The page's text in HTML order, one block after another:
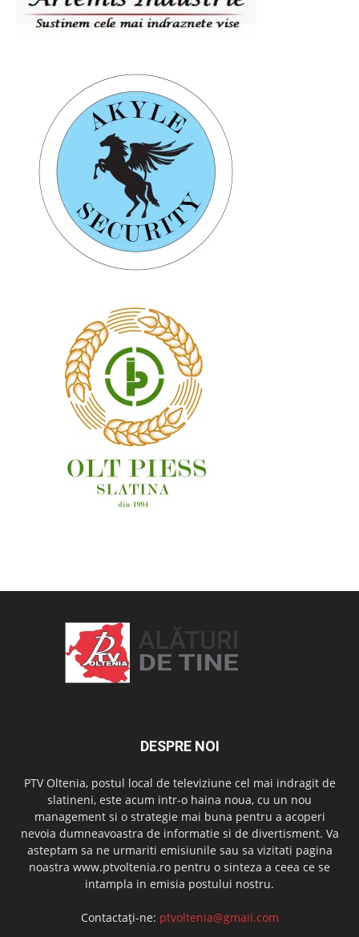
DESPRE NOI
PTV Oltenia, postul local de televiziune cel mai indragit de
slatineni, este acum intr-o haina noua, cu un nou
management si o strategie mai buna pentru a acoperi
nevoia dumneavoastra de informatie si de divertisment. Va
asteptam sa ne urmariti emisiunile sau sa vizitati pagina
noastra www.ptvoltenia.ro pentru o sinteza a ceea ce se
intampla in emisia postului nostru.
Contactați-ne: ptvoltenia@gmail.com